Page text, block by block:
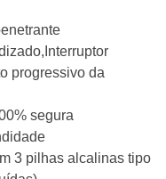
progressivo da
segura
3 pilhas alcalinas tipo